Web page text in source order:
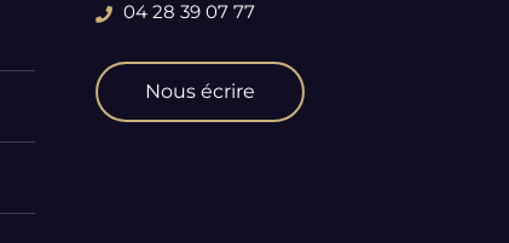
04 28 39 07 77
Nous écrire